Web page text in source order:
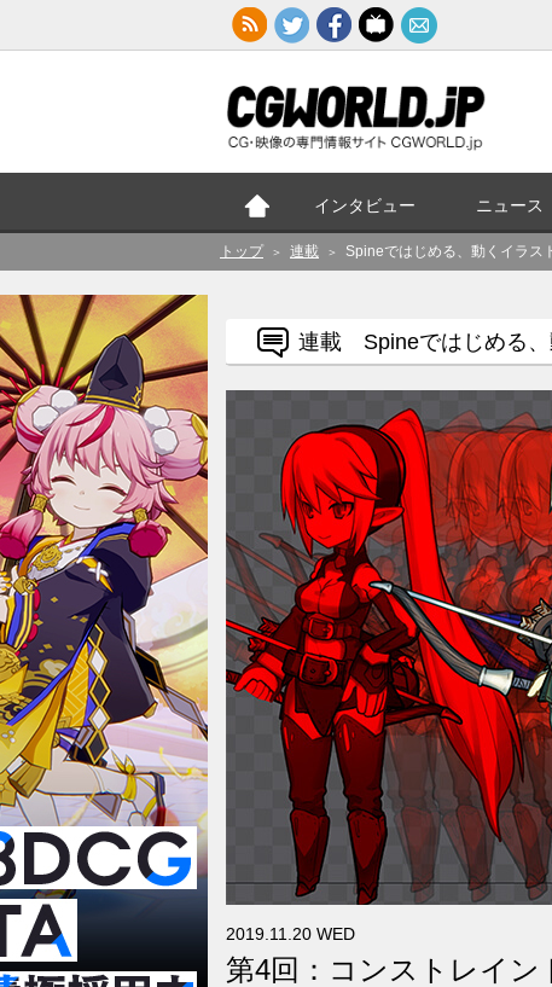
インタビュー ニュース
トップ ＞ 連載 ＞ Spineではじめる、動くイラ
連載 Spineではじめる、
2019.11.20 WED
第4回：コンストレイ